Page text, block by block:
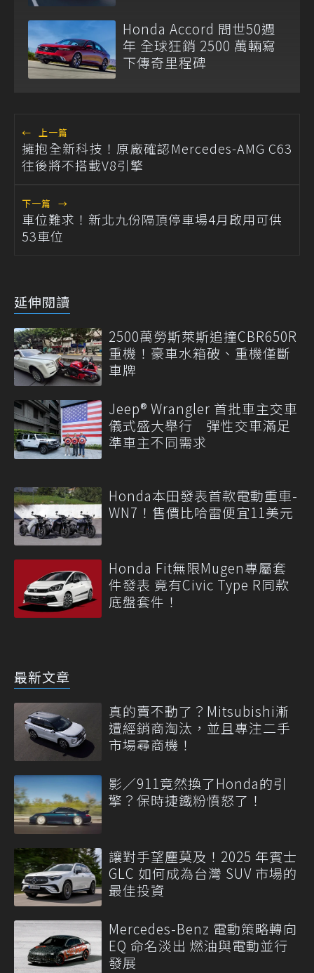
Honda Accord 問世50週
年 全球狂銷 2500 萬輛寫
下傳奇里程碑
← 上一篇
擁抱全新科技！原廠確認Mercedes-AMG C63
往後將不搭載V8引擎
下一篇 →
車位難求！新北九份隔頂停車場4月啟用可供
53車位
延伸閱讀
2500萬勞斯萊斯追撞CBR650R
重機！豪車水箱破、重機僅斷
車牌
Jeep® Wrangler 首批車主交車
儀式盛大舉行 彈性交車滿足
準車主不同需求
Honda本田發表首款電動重車-
WN7！售價比哈雷便宜11美元
Honda Fit無限Mugen專屬套
件發表 竟有Civic Type R同款
底盤套件！
最新文章
真的賣不動了？Mitsubishi漸
遭經銷商淘汰，並且專注二手
市場尋商機！
影／911竟然換了Honda的引
擎？保時捷鐵粉憤怒了！
讓對手望塵莫及！2025 年賓士
GLC 如何成為台灣 SUV 市場的
最佳投資
Mercedes-Benz 電動策略轉向
EQ 命名淡出 燃油與電動並行
發展